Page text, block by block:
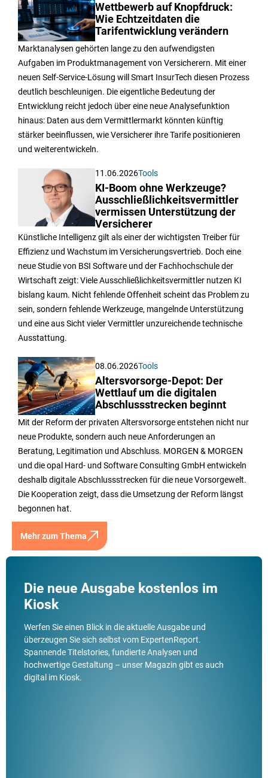
Wettbewerb auf Knopfdruck:
Wie Echtzeitdaten die
Tarifentwicklung verändern
Marktanalysen gehörten lange zu den aufwendigsten
Aufgaben im Produktmanagement von Versicherern. Mit einer
neuen Self-Service-Lösung will Smart InsurTech diesen Prozess
deutlich beschleunigen. Die eigentliche Bedeutung der
Entwicklung reicht jedoch über eine neue Analysefunktion
hinaus: Daten aus dem Vermittlermarkt könnten künftig
stärker beeinflussen, wie Versicherer ihre Tarife positionieren
und weiterentwickeln.
11.06.2026Tools
KI-Boom ohne Werkzeuge?
Ausschließlichkeitsvermittler
vermissen Unterstützung der
Versicherer
Künstliche Intelligenz gilt als einer der wichtigsten Treiber für
Effizienz und Wachstum im Versicherungsvertrieb. Doch eine
neue Studie von BSI Software und der Fachhochschule der
Wirtschaft zeigt: Viele Ausschließlichkeitsvermittler nutzen KI
bislang kaum. Nicht fehlende Offenheit scheint das Problem zu
sein, sondern fehlende Werkzeuge, mangelnde Unterstützung
und eine aus Sicht vieler Vermittler unzureichende technische
Ausstattung.
08.06.2026Tools
Altersvorsorge-Depot: Der
Wettlauf um die digitalen
Abschlussstrecken beginnt
Mit der Reform der privaten Altersvorsorge entstehen nicht nur
neue Produkte, sondern auch neue Anforderungen an
Beratung, Legitimation und Abschluss. MORGEN & MORGEN
und die opal Hard- und Software Consulting GmbH entwickeln
deshalb digitale Abschlussstrecken für die neue Vorsorgewelt.
Die Kooperation zeigt, dass die Umsetzung der Reform längst
begonnen hat.
Mehr zum Thema
Die neue Ausgabe kostenlos im
Kiosk
Werfen Sie einen Blick in die aktuelle Ausgabe und
überzeugen Sie sich selbst vom ExpertenReport.
Spannende Titelstories, fundierte Analysen und
hochwertige Gestaltung – unser Magazin gibt es auch
digital im Kiosk.